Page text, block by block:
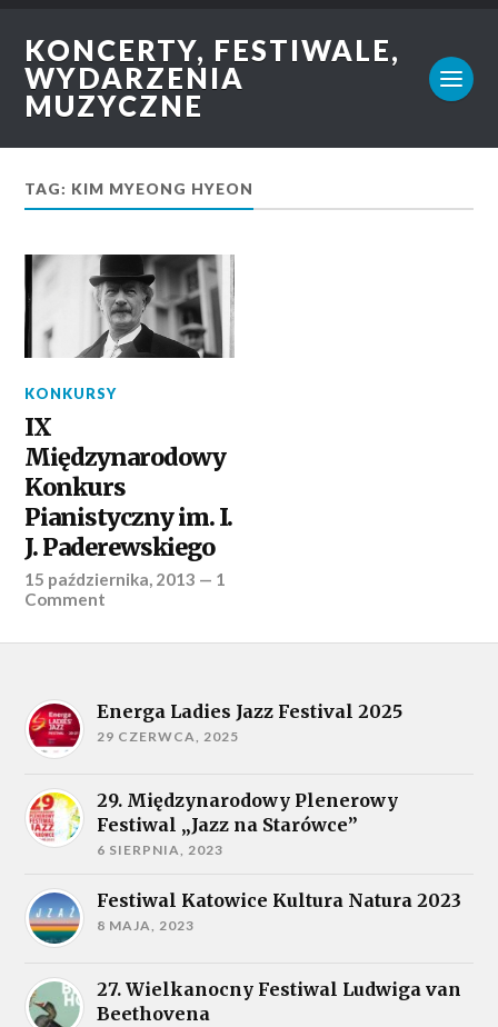
KONCERTY, FESTIWALE,
WYDARZENIA
MUZYCZNE
TAG: KIM MYEONG HYEON
KONKURSY
IX
Międzynarodowy
Konkurs
Pianistyczny im. I.
J. Paderewskiego
15 października, 2013 — 1
Comment
Energa Ladies Jazz Festival 2025
29 CZERWCA, 2025
29. Międzynarodowy Plenerowy
Festiwal „Jazz na Starówce”
6 SIERPNIA, 2023
Festiwal Katowice Kultura Natura 2023
8 MAJA, 2023
27. Wielkanocny Festiwal Ludwiga van
Beethovena